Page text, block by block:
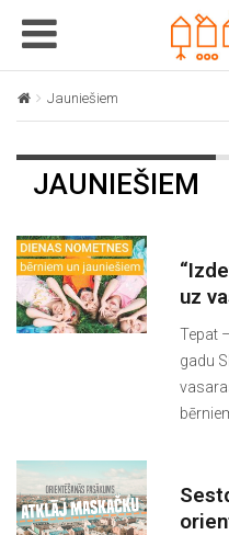
T
o
g
e
v
i
a
Jauniešiem
JAUNIEŠIEM
uz
Tepat
gadu